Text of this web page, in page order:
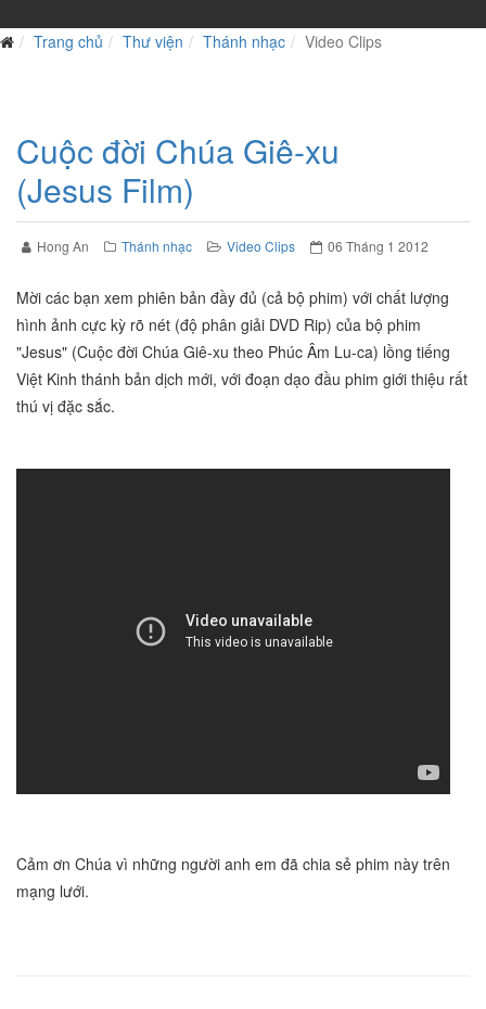
Trang chủ Thư viện Thánh nhạc Video Clips
Cuộc đời Chúa Giê-xu
(Jesus Film)
Hong An Thánh nhạc Video Clips 06 Tháng 1 2012
Mời các bạn xem phiên bản đầy đủ (cả bộ phim) với chất lượng
hình ảnh cực kỳ rõ nét (độ phân giải DVD Rip) của bộ phim
"Jesus" (Cuộc đời Chúa Giê-xu theo Phúc Âm Lu-ca) lồng tiếng
Việt Kinh thánh bản dịch mới, với đoạn dạo đầu phim giới thiệu rất
thú vị đặc sắc.
Cảm ơn Chúa vì những người anh em đã chia sẻ phim này trên
mạng lưới.